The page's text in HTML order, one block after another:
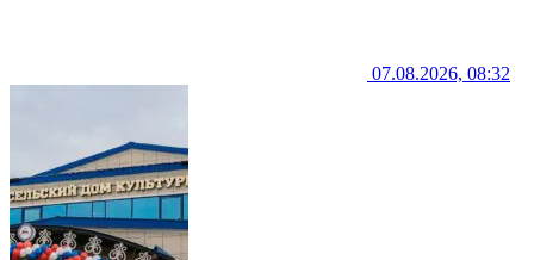
07.08.2026, 08:32